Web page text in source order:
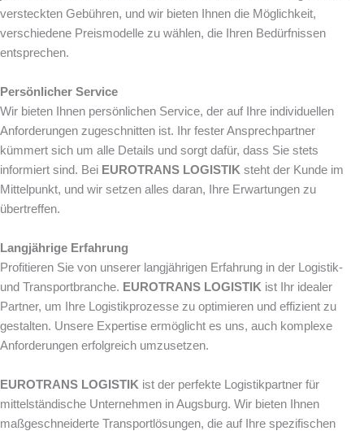
versteckten Gebühren, und wir bieten Ihnen die Möglichkeit,
verschiedene Preismodelle zu wählen, die Ihren Bedürfnissen
entsprechen.
Persönlicher Service
Wir bieten Ihnen persönlichen Service, der auf Ihre individuellen
Anforderungen zugeschnitten ist. Ihr fester Ansprechpartner
kümmert sich um alle Details und sorgt dafür, dass Sie stets
informiert sind. Bei EUROTRANS LOGISTIK steht der Kunde im
Mittelpunkt, und wir setzen alles daran, Ihre Erwartungen zu
übertreffen.
Langjährige Erfahrung
Profitieren Sie von unserer langjährigen Erfahrung in der Logistik-
und Transportbranche. EUROTRANS LOGISTIK ist Ihr idealer
Partner, um Ihre Logistikprozesse zu optimieren und effizient zu
gestalten. Unsere Expertise ermöglicht es uns, auch komplexe
Anforderungen erfolgreich umzusetzen.
EUROTRANS LOGISTIK ist der perfekte Logistikpartner für
mittelständische Unternehmen in Augsburg. Wir bieten Ihnen
maßgeschneiderte Transportlösungen, die auf Ihre spezifischen